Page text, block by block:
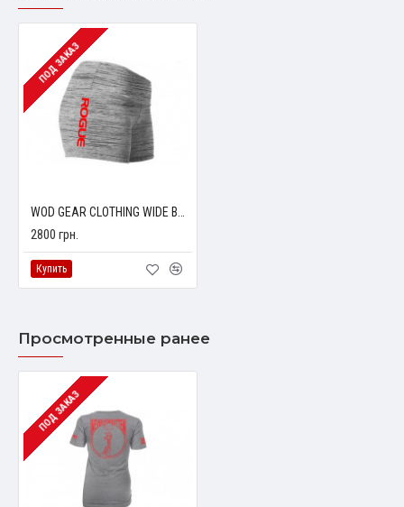
ПОД ЗАКАЗ
2800 грн.
Купить
Просмотренные ранее
ПОД ЗАКАЗ